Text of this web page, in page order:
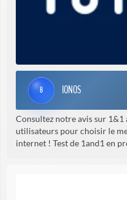
8 IONOS
Consultez notre avis sur 1&1
utilisateurs pour choisir le
internet ! Test de 1and1 en